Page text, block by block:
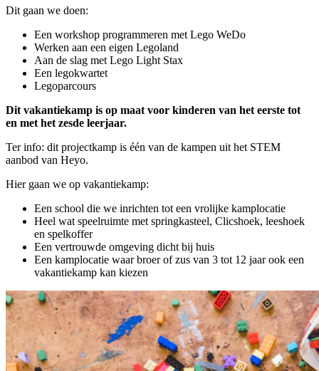
Dit gaan we doen:
Een workshop programmeren met Lego WeDo
Werken aan een eigen Legoland
Aan de slag met Lego Light Stax
Een legokwartet
Legoparcours
Dit vakantiekamp is op maat voor kinderen van het eerste tot
en met het zesde leerjaar.
Ter info: dit projectkamp is één van de kampen uit het STEM
aanbod van Heyo.
Hier gaan we op vakantiekamp:
Een school die we inrichten tot een vrolijke kamplocatie
Heel wat speelruimte met springkasteel, Clicshoek, leeshoek
en spelkoffer
Een vertrouwde omgeving dicht bij huis
Een kamplocatie waar broer of zus van 3 tot 12 jaar ook een
vakantiekamp kan kiezen